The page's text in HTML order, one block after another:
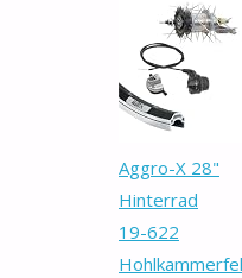
Aggro-X 28"
Hinterrad
19-622